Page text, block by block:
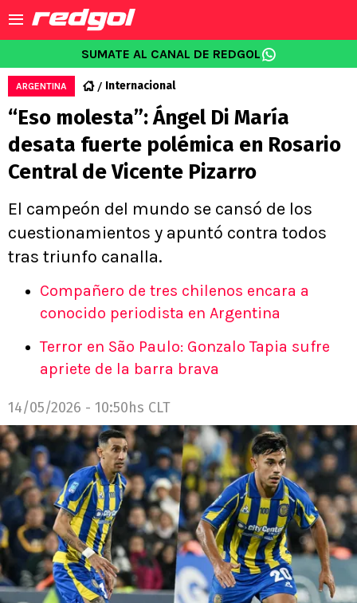
SUMATE AL CANAL DE REDGOL
ARGENTINA Internacional
“Eso molesta”: Ángel Di María
desata fuerte polémica en Rosario
Central de Vicente Pizarro
El campeón del mundo se cansó de los
cuestionamientos y apuntó contra todos
tras triunfo canalla.
Compañero de tres chilenos encara a
conocido periodista en Argentina
Terror en São Paulo: Gonzalo Tapia sufre
apriete de la barra brava
14/05/2026 - 10:50hs CLT